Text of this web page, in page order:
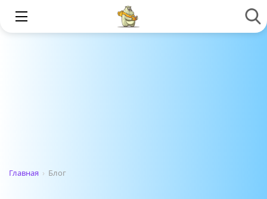
Главная › Блог